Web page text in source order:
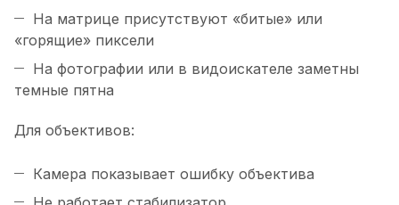
На матрице присутствуют «битые» или
«горящие» пиксели
На фотографии или в видоискателе заметны
темные пятна
Для объективов:
Камера показывает ошибку объектива